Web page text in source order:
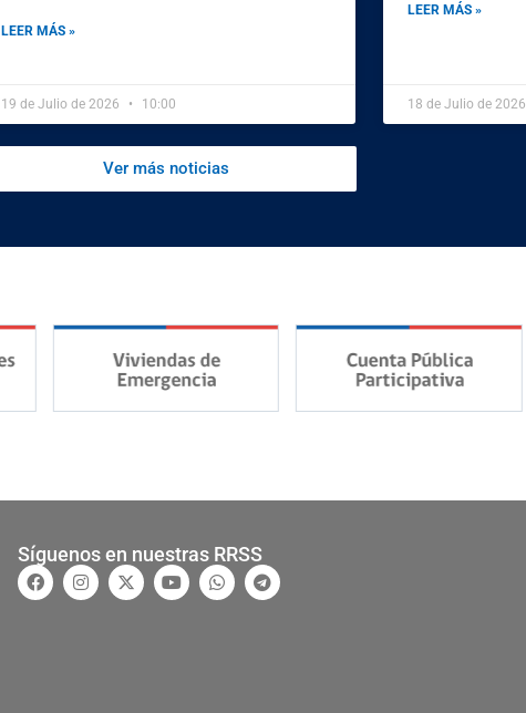
LEER MÁS »
19 de Julio de 2026 10:00
LEER MÁS »
18 de Julio de 2026
Ver más noticias
Síguenos en nuestras RRSS